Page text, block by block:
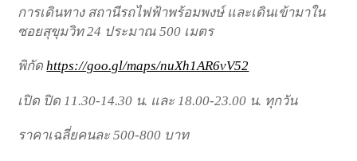
การเดินทาง สถานีรถไฟฟ้าพร้อมพงษ์ และเดินเข้ามาใน
ซอยสุขุมวิท 24 ประมาณ 500 เมตร
พิกัดhttps://goo.gl/maps/nuXh1AR6vV52
เปิด ปิด 11.30-14.30 น. และ 18.00-23.00 น. ทุกวัน
ราคาเฉลี่ยคนละ 500-800 บาท